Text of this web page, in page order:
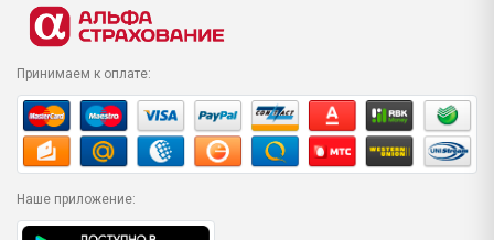
Принимаем к оплате:
Наше приложение: